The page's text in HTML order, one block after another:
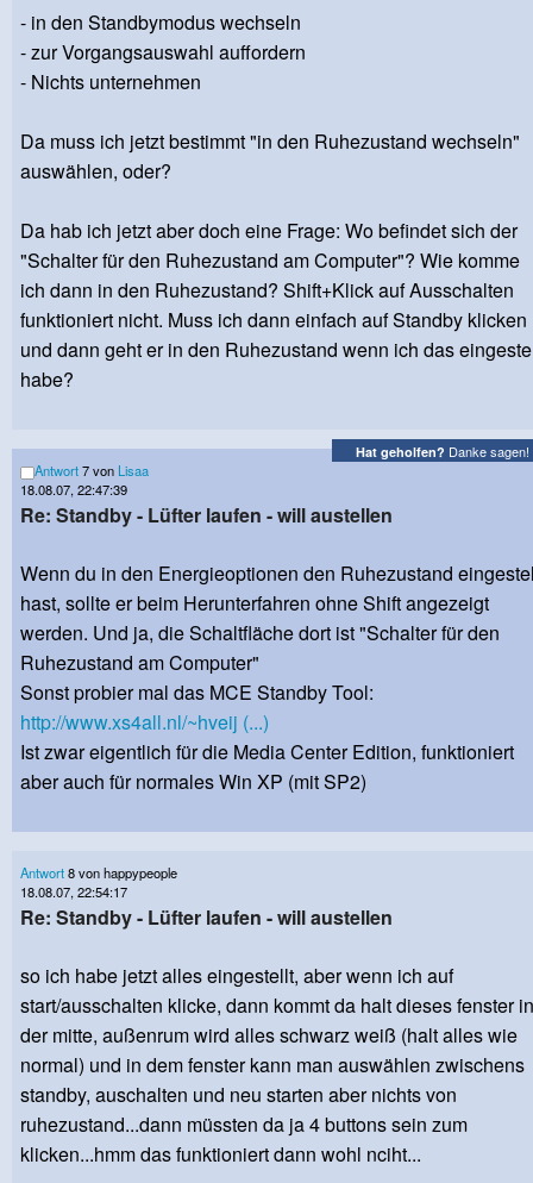
- in den Standbymodus wechseln
- zur Vorgangsauswahl auffordern
- Nichts unternehmen
Da muss ich jetzt bestimmt "in den Ruhezustand wechseln"
auswählen, oder?
Da hab ich jetzt aber doch eine Frage: Wo befindet sich der
"Schalter für den Ruhezustand am Computer"? Wie komme
ich dann in den Ruhezustand? Shift+Klick auf Ausschalten
funktioniert nicht. Muss ich dann einfach auf Standby klicken
und dann geht er in den Ruhezustand wenn ich das
habe?
Hat geholfen? Danke sagen!
Antwort7 von Lisaa
18.08.07, 22:47:39
Re: Standby - Lüfter laufen - will austellen
Wenn du in den Energieoptionen den Ruhezustand
hast, sollte er beim Herunterfahren ohne Shift angezeigt
werden. Und ja, die Schaltfläche dort ist "Schalter für den
Ruhezustand am Computer"
Sonst probier mal das MCE Standby Tool:
http://www.xs4all.nl/~hveij (...)
Ist zwar eigentlich für die Media Center Edition, funktioniert
aber auch für normales Win XP (mit SP2)
Antwort8 von happypeople
18.08.07, 22:54:17
Re: Standby - Lüfter laufen - will austellen
so ich habe jetzt alles eingestellt, aber wenn ich auf
start/ausschalten klicke, dann kommt da halt dieses fenster in
der mitte, außenrum wird alles schwarz weiß (halt alles wie
normal) und in dem fenster kann man auswählen zwischens
standby, auschalten und neu starten aber nichts von
ruhezustand...dann müssten da ja 4 buttons sein zum
klicken...hmm das funktioniert dann wohl nciht...